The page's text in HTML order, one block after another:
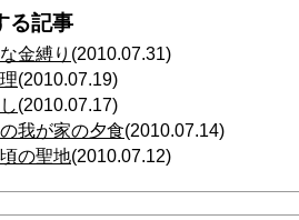
る記事
金縛り (2010.07.31)
(2010.07.19)
(2010.07.17)
我が家の夕食(2010.07.14)
の聖地(2010.07.12)